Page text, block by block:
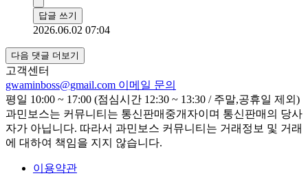
답글 쓰기
2026.06.02 07:04
다음 댓글 더보기
고객센터
gwaminboss@gmail.com 이메일 문의
평일 10:00 ~ 17:00 (점심시간 12:30 ~ 13:30 / 주말,공휴일 제외)
과민보스는 커뮤니티는 통신판매중개자이며 통신판매의 당사
자가 아닙니다. 따라서 과민보스 커뮤니티는 거래정보 및 거래
에 대하여 책임을 지지 않습니다.
이용약관